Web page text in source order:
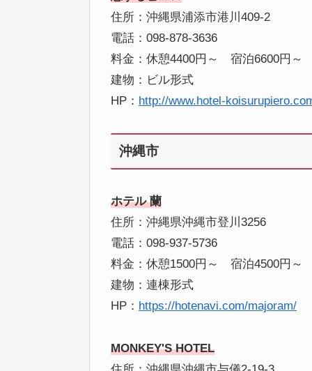
住所：沖縄県浦添市港川409-2
電話：098-878-3636
料金：休憩4400円～ 宿泊6600円～
建物：ビル形式
HP： http://www.hotel-
沖縄市
ホテル 蘭
住所：沖縄県沖縄市登川3256
電話：098-937-5736
料金：休憩1500円～ 宿泊4500円～
建物：連棟形式
HP： https://hotenavi.com/majoram/
MONKEY'S HOTEL